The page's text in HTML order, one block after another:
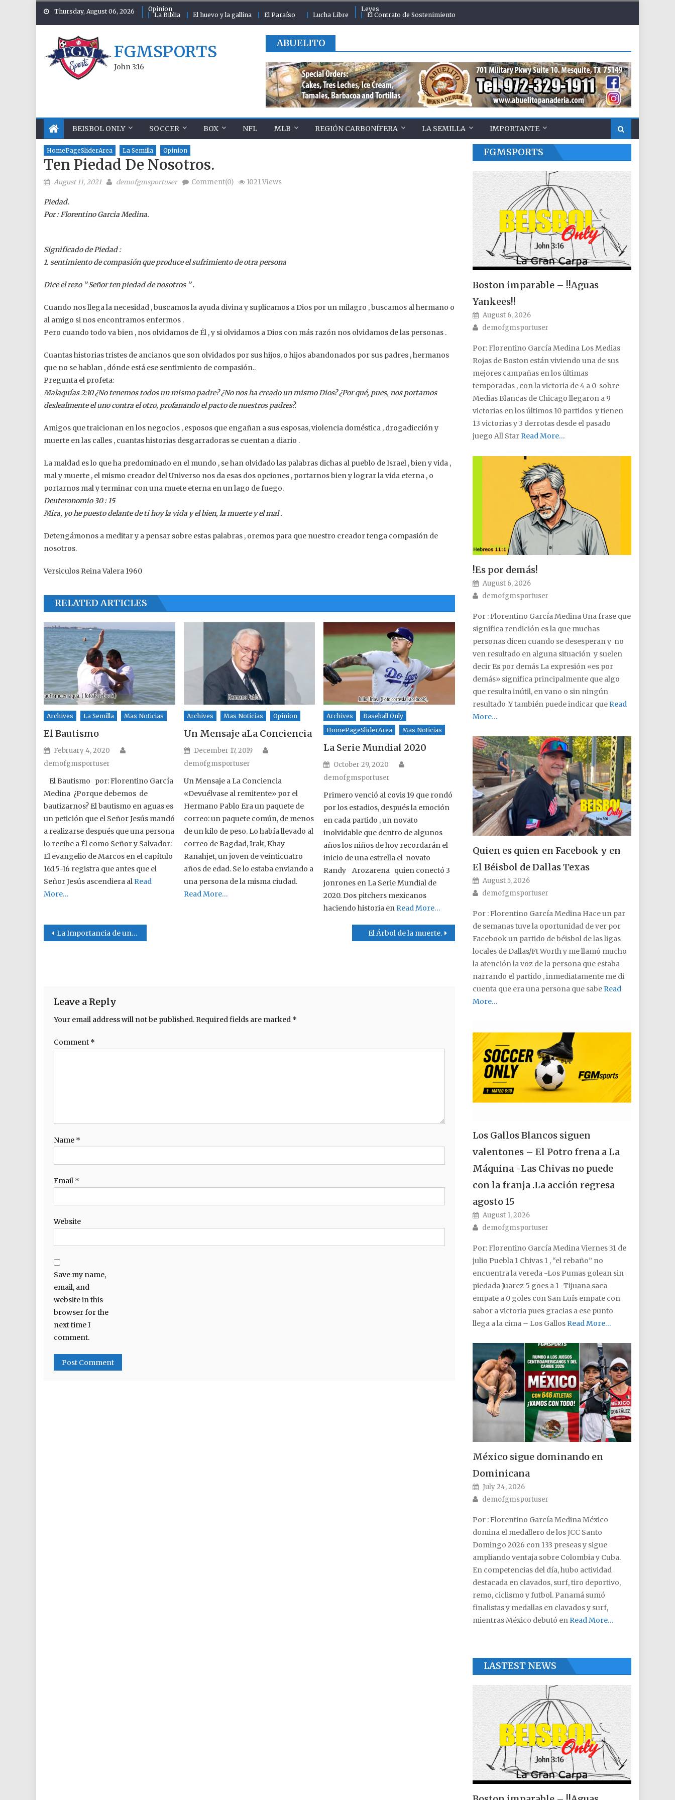
Thursday, August 06, 2026
Opinion
La Biblia
El huevo y la gallina El Paraíso Lucha Libre
Leyes
El Contrato de Sostenimiento
FGMSPORTS
John 3:16
ABUELITO
BEISBOL ONLY SOCCER BOX NFL MLB REGIÓN CARBONÍFERA LA SEMILLA IMPORTANTE
HomePageSliderArea La Semilla Opinion
Ten Piedad De Nosotros.
Posted on
August 11, 2021 Author
demofgmsportuser Comment(0) 1021 Views
Piedad.
Por : Florentino Garcia Medina.
Significado de Piedad :
1. sentimiento de compasión que produce el sufrimiento de otra persona
Dice el rezo ” Señor ten piedad de nosotros ” .
Cuando nos llega la necesidad , buscamos la ayuda divina y suplicamos a Dios por un milagro , buscamos al hermano o
al amigo si nos encontramos enfermos .
Pero cuando todo va bien , nos olvidamos de Él , y si olvidamos a Dios con más razón nos olvidamos de las personas .
Cuantas historias tristes de ancianos que son olvidados por sus hijos, o hijos abandonados por sus padres , hermanos
que no se hablan , dónde está ese sentimiento de compasión..
Pregunta el profeta:
Malaquías 2:10 ¿No tenemos todos un mismo padre? ¿No nos ha creado un mismo Dios? ¿Por qué, pues, nos portamos
deslealmente el uno contra el otro, profanando el pacto de nuestros padres?.
Amigos que traicionan en los negocios , esposos que engañan a sus esposas, violencia doméstica , drogadicción y
muerte en las calles , cuantas historias desgarradoras se cuentan a diario .
La maldad es lo que ha predominado en el mundo , se han olvidado las palabras dichas al pueblo de Israel , bien y vida ,
mal y muerte , el mismo creador del Universo nos da esas dos opciones , portarnos bien y lograr la vida eterna , o
portarnos mal y terminar con una muete eterna en un lago de fuego.
Deuteronomio 30 : 15
Mira, yo he puesto delante de ti hoy la vida y el bien, la muerte y el mal .
Detengámonos a meditar y a pensar sobre estas palabras , oremos para que nuestro creador tenga compasión de
nosotros.
Versiculos Reina Valera 1960
RELATED ARTICLES
Archives La Semilla Mas Noticias
El Bautismo
Posted on
February 4, 2020
demofgmsportuser
El Bautismo por: Florentino García
Medina ¿Porque debemos de
bautizarnos? El bautismo en aguas es
un petición que el Señor Jesús mandó
a realizarse después que una persona
lo recibe a Él como Señor y Salvador:
El evangelio de Marcos en el capítulo
16:15-16 registra que antes que el
Señor Jesús ascendiera al Read
More…
Archives Mas Noticias Opinion
Un Mensaje aLa Conciencia
Posted on
December 17, 2019
demofgmsportuser
Un Mensaje a La Conciencia
«Devuélvase al remitente» por el
Hermano Pablo Era un paquete de
correo: un paquete común, de menos
de un kilo de peso. Lo había llevado al
correo de Bagdad, Irak, Khay
Ranahjet, un joven de veinticuatro
años de edad. Se lo estaba enviando a
una persona de la misma ciudad.
Read More…
Archives
Baseball Only
HomePageSliderArea
Mas Noticias
La Serie Mundial 2020
Posted on
October 29, 2020
demofgmsportuser
Primero venció al covis 19 que rondó
por los estadios, después la emoción
en cada partido , un novato
inolvidable que dentro de algunos
años los niños de hoy recordarán el
inicio de una estrella el novato
Randy Arozarena quien conectó 3
jonrones en La Serie Mundial de
2020. Dos pitchers mexicanos
haciendo historia en Read More…
Post navigation
La Importancia de un Seguro El Árbol de la muerte.
Leave a Reply
Your email address will not be published. Required fields are marked *
Comment *
Name *
Email *
Website
Save my name,
email, and
website in this
browser for the
next time I
comment.
FGMSPORTS
Boston imparable – !!Aguas
Yankees!!
Posted on
August 6, 2026
Author
demofgmsportuser
Por: Florentino García Medina Los Medias
Rojas de Boston están viviendo una de sus
mejores campañas en los últimas
temporadas , con la victoria de 4 a 0 sobre
Medias Blancas de Chicago llegaron a 9
victorias en los últimos 10 partidos y tienen
13 victorias y 3 derrotas desde el pasado
juego All Star Read More…
!Es por demás!
Posted on
August 6, 2026
Author
demofgmsportuser
Por : Florentino García Medina Una frase que
significa rendición es la que muchas
personas dicen cuando se desesperan y no
ven resultado en alguna situación y suelen
decir Es por demás La expresión «es por
demás» significa principalmente que algo
que resulta inútil, en vano o sin ningún
resultado .Y también puede indicar que Read
More…
Quien es quien en Facebook y en
El Béisbol de Dallas Texas
Posted on
August 5, 2026
Author
demofgmsportuser
Por : Florentino García Medina Hace un par
de semanas tuve la oportunidad de ver por
Facebook un partido de béisbol de las ligas
locales de Dallas/Ft Worth y me llamó mucho
la atención la voz de la persona que estaba
narrando el partido , inmediatamente me di
cuenta que era una persona que sabe Read
More…
Los Gallos Blancos siguen
valentones – El Potro frena a La
Máquina -Las Chivas no puede
con la franja .La acción regresa
agosto 15
Posted on
August 1, 2026
Author
demofgmsportuser
Por: Florentino García Medina Viernes 31 de
julio Puebla 1 Chivas 1 , “el rebaño” no
encuentra la vereda -Los Pumas golean sin
piedada Juarez 5 goes a 1 -Tijuana saca
empate a 0 goles con San Luís empate con
sabor a victoria pues gracias a ese punto
llega a la cima – Los Gallos Read More…
México sigue dominando en
Dominicana
Posted on
July 24, 2026
Author
demofgmsportuser
Por : Florentino García Medina México
domina el medallero de los JCC Santo
Domingo 2026 con 133 preseas y sigue
ampliando ventaja sobre Colombia y Cuba.
En competencias del día, hubo actividad
destacada en clavados, surf, tiro deportivo,
remo, ciclismo y futbol. Panamá sumó
finalistas y medallas en clavados y surf,
mientras México debutó en Read More…
LASTEST NEWS